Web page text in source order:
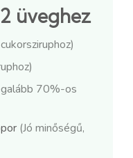
üveghez
70%-os
(Jó minőségű,